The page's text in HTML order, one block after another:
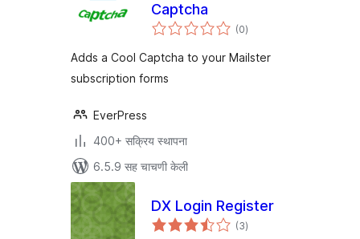
Captcha
(0एकूण
मूल्यांकन
)
Adds a Cool Captcha to your Mailster
subscription forms
EverPress
400+ सक्रिय स्थापना
6.5.9 सह चाचणी केली
DX Login Register
(3एकूण
मूल्यांकन
)